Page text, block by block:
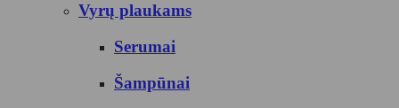
Vyrų plaukams
Serumai
Šampūnai